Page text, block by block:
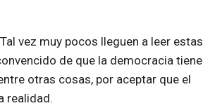
vez muy pocos lleguen a leer estas
de que la democracia tiene
otras cosas, por aceptar que el
realidad.